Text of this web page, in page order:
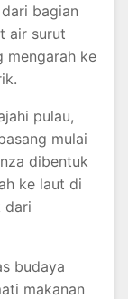
bagian
air surut
mengarah ke
pulau,
mulai
dibentuk
ke laut di
dari
budaya
makanan